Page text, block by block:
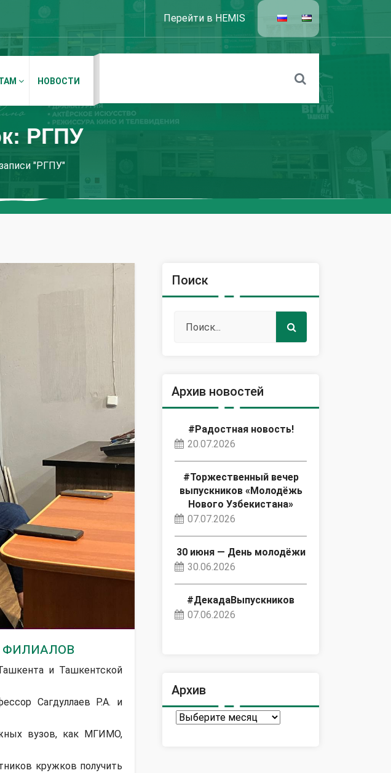
Перейти в HEMIS
НОВОСТИ
РГПУ
"РГПУ"
филиалов
и Ташкентской
Сагдуллаев Р.А. и
вузов, как МГИМО,
кружков получить
Поиск
Архив новостей
#Радостная новость!
20.07.2026
#Торжественный вечер
выпускников «Молодёжь
Нового Узбекистана»
07.07.2026
30 июня — День молодёжи
30.06.2026
#ДекадаВыпускников
07.06.2026
Архив
Архив